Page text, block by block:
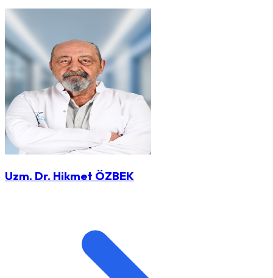
Uzm. Dr. Hikmet ÖZBEK